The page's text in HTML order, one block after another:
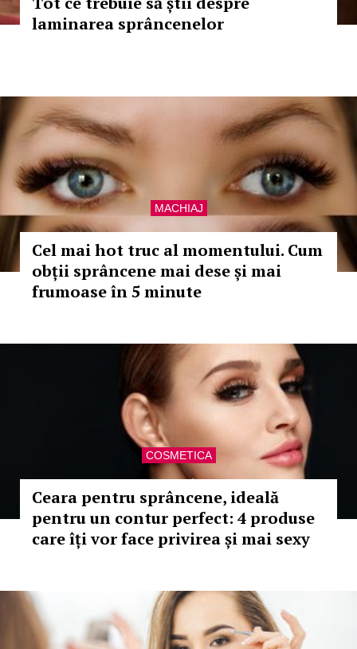
laminarea sprâncenelor
MACHIAJ
Cel mai hot truc al momentului. Cum
obții sprâncene mai dese și mai
frumoase în 5 minute
COSMETICA
Ceara pentru sprâncene, ideală
pentru un contur perfect: 4 produse
care îți vor face privirea și mai sexy